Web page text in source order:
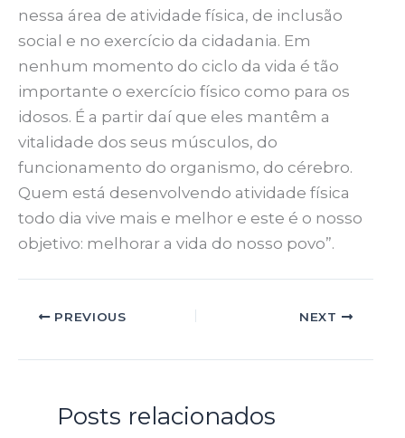
nessa área de atividade física, de inclusão
social e no exercício da cidadania. Em
nenhum momento do ciclo da vida é tão
importante o exercício físico como para os
idosos. É a partir daí que eles mantêm a
vitalidade dos seus músculos, do
funcionamento do organismo, do cérebro.
Quem está desenvolvendo atividade física
todo dia vive mais e melhor e este é o nosso
objetivo: melhorar a vida do nosso povo”.
PREVIOUS NEXT
Posts relacionados